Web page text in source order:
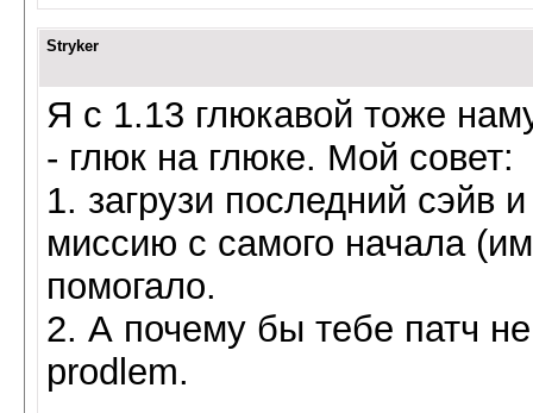
Stryker
Я с 1.13 глюкавой тоже
- глюк на глюке. Мой совет:
1. загрузи последний сэйв
миссию с самого начала
помогало.
2. А почему бы тебе патч
prodlem.